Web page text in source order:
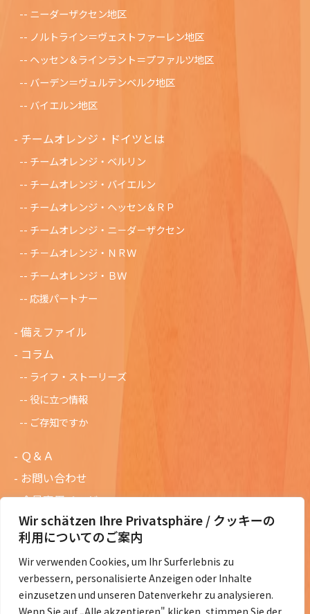
Wir schätzen Ihre Privatsphäre / クッキーの
利用についてのご案内
Wir verwenden Cookies, um Ihr Surferlebnis zu
verbessern, personalisierte Anzeigen oder Inhalte
einzusetzen und unseren Datenverkehr zu analysieren.
Wenn Sie auf „Alle akzeptieren" klicken, stimmen Sie der
ニーダーザクセン地区
ノルトライン＝ヴェストファーレン地区
ヘッセン＆ラインラント＝プファルツ地区
バーデン＝ヴュルテンベルク地区
バイエルン地区
チームオレンジ・ドイツとは
チームオレンジ・ベルリン
チームオレンジ・バイエルン
チームオレンジ・ヘッセン＆ＲＰ
チームオレンジ・ニ－ダ－ザクセン
チ－ムオレンジ・ＮＲＷ
チームオレンジ・ＢＷ
応援パートナー
備えファイル
コラム
ライフ・ストーリーズ
役に立つ情報
ご存知ですか
Ｑ＆Ａ
お問い合わせ
会員専用ページ
ニュースレターバックナンバー
過去の講演資料
総会議事録
定款・会費規定など